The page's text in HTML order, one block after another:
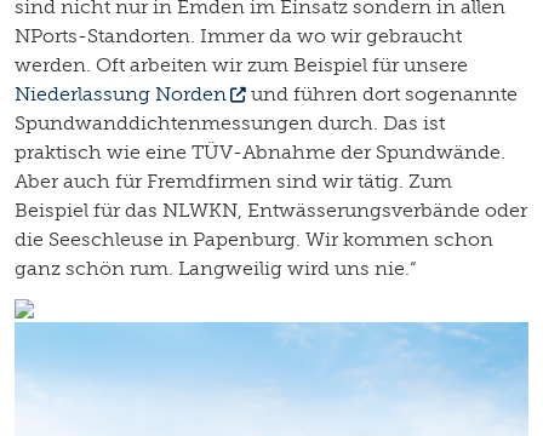
sind nicht nur in Emden im Einsatz sondern in allen
NPorts-Standorten. Immer da wo wir gebraucht
werden. Oft arbeiten wir zum Beispiel für unsere
Niederlassung Norden
und führen dort sogenannte
Spundwanddichtenmessungen durch. Das ist
praktisch wie eine TÜV-Abnahme der Spundwände.
Aber auch für Fremdfirmen sind wir tätig. Zum
Beispiel für das NLWKN, Entwässerungsverbände oder
die Seeschleuse in Papenburg. Wir kommen schon
ganz schön rum. Langweilig wird uns nie.“